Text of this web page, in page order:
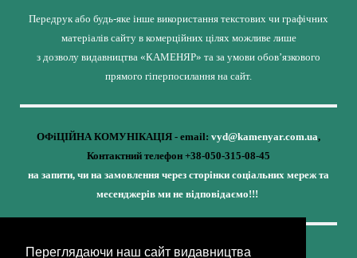
Переглядаючи наш сайт видавництва
Передрук або будь-яке інше використання текстових чи графічних
матеріалів сайту в комерційних цілях можливе лише
з дозволу видавництва «КАМЕНЯР» та за умови обов’язкового
прямого гіперпосилання на сайт.
ОФіЦІЙНА КОМУНІКАЦІЯ - email: vyd@kamenyar.com.ua,
Контактний телефон +38-050-315-08-45
на запити, чи на замовлення через сторінки соціальних мереж та
месенджерів ми не відповідаємо!!!
Кожне наше видання - це внесок у спротив,